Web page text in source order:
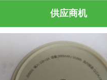
供应商机